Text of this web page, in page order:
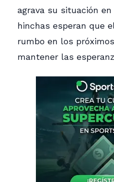
agrava su situación
hinchas esperan que
rumbo en los
mantener las